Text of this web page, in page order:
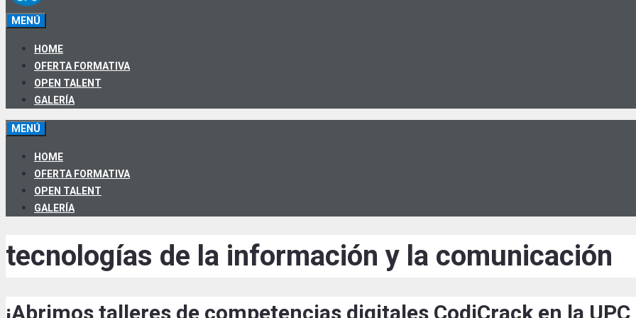
MENÚ
HOME
OFERTA FORMATIVA
OPEN TALENT
GALERÍA
MENÚ
HOME
OFERTA FORMATIVA
OPEN TALENT
GALERÍA
tecnologías de la información y la comunicación
¡Abrimos talleres de competencias digitales CodiCrack en la